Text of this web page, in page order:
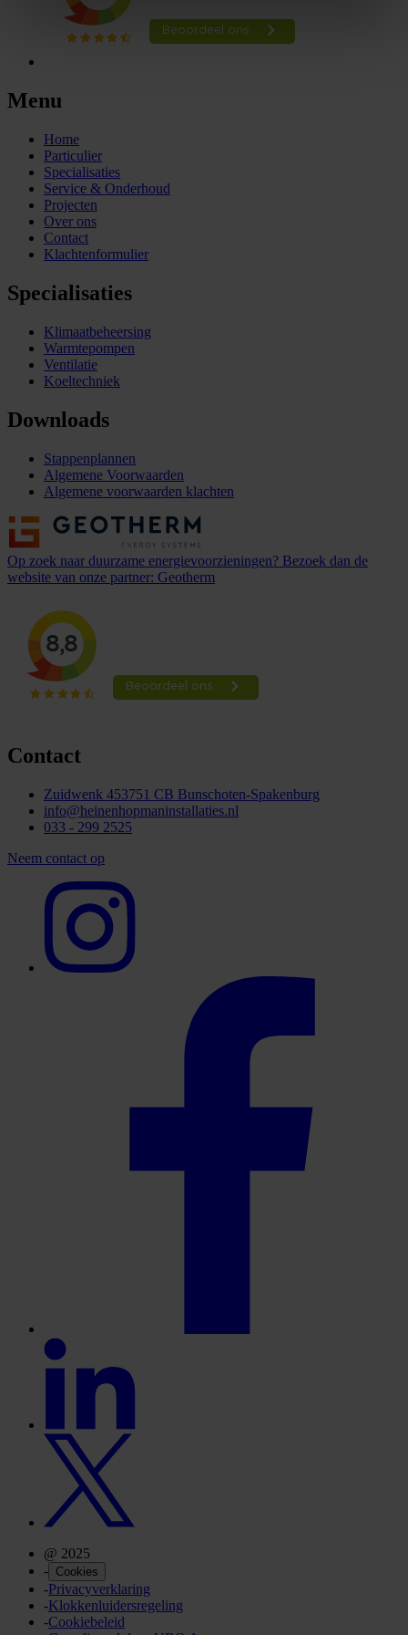
Menu
Home
Particulier
Specialisaties
Service & Onderhoud
Projecten
Over ons
Contact
Klachtenformulier
Specialisaties
Klimaatbeheersing
Warmtepompen
Ventilatie
Koeltechniek
Downloads
Stappenplannen
Algemene Voorwaarden
Algemene voorwaarden klachten
Op zoek naar duurzame energievoorzieningen? Bezoek dan de
website van onze partner: Geotherm
Contact
Zuidwenk 453751 CB Bunschoten-Spakenburg
info@heinenhopmaninstallaties.nl
033 - 299 2525
Neem contact op
@ 2025
- Cookies
-Privacyverklaring
-Klokkenluidersregeling
-Cookiebeleid